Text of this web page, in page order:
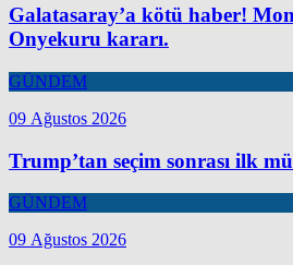
Galatasaray’a kötü haber!
Onyekuru kararı.
GÜNDEM
09 Ağustos 2026
Trump’tan seçim sonrası ilk
GÜNDEM
09 Ağustos 2026